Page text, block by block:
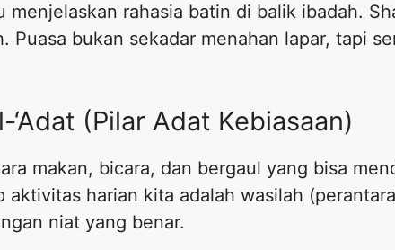
menjelaskan rahasia batin di balik ibadah.
Puasa bukan sekadar menahan lapar, tapi
‘Adat (Pilar Adat Kebiasaan)
makan, bicara, dan bergaul yang bisa
aktivitas harian kita adalah wasilah
niat yang benar.